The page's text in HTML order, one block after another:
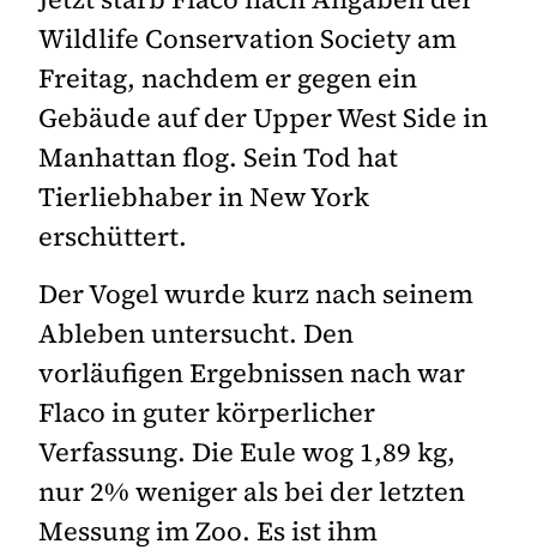
Wildlife Conservation Society am
Freitag, nachdem er gegen ein
Gebäude auf der Upper West Side in
Manhattan flog. Sein Tod hat
Tierliebhaber in New York
erschüttert.
Der Vogel wurde kurz nach seinem
Ableben untersucht. Den
vorläufigen Ergebnissen nach war
Flaco in guter körperlicher
Verfassung. Die Eule wog 1,89 kg,
nur 2% weniger als bei der letzten
Messung im Zoo. Es ist ihm